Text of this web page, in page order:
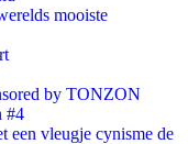
mooiste
by TONZON
#4
een vleugje cynisme de